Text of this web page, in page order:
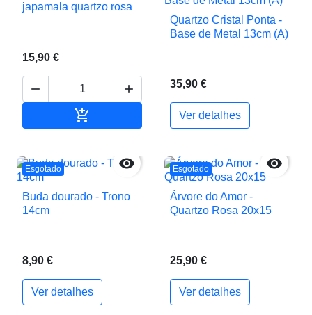
japamala quartzo rosa
15,90 €
 
 Adicionar ao carrinho
Quartzo Cristal Ponta -
Base de Metal 13cm (A)
35,90 €
Ver detalhes
Esgotado 
Buda dourado - Trono
14cm
8,90 €
Ver detalhes
Esgotado 
Árvore do Amor -
Quartzo Rosa 20x15
25,90 €
Ver detalhes